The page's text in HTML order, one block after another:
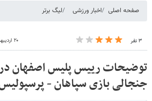
صفحه اصلی اخبار ورزشی لیگ برتر
۳ نفر ۲۰ اردیبهشت ۱۴۰۰ - ۱۴:۳۱
توضیحات رییس پلیس اصفهان
جنجالی بازی سپاهان -